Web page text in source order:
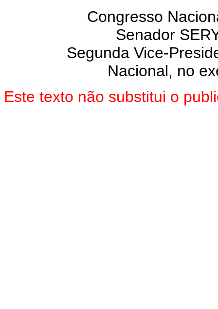
Congresso
Senador
Segunda Vice-
Nacional, no
Este texto não substitui o